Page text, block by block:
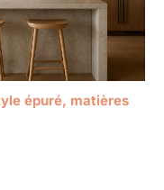
épuré, matières